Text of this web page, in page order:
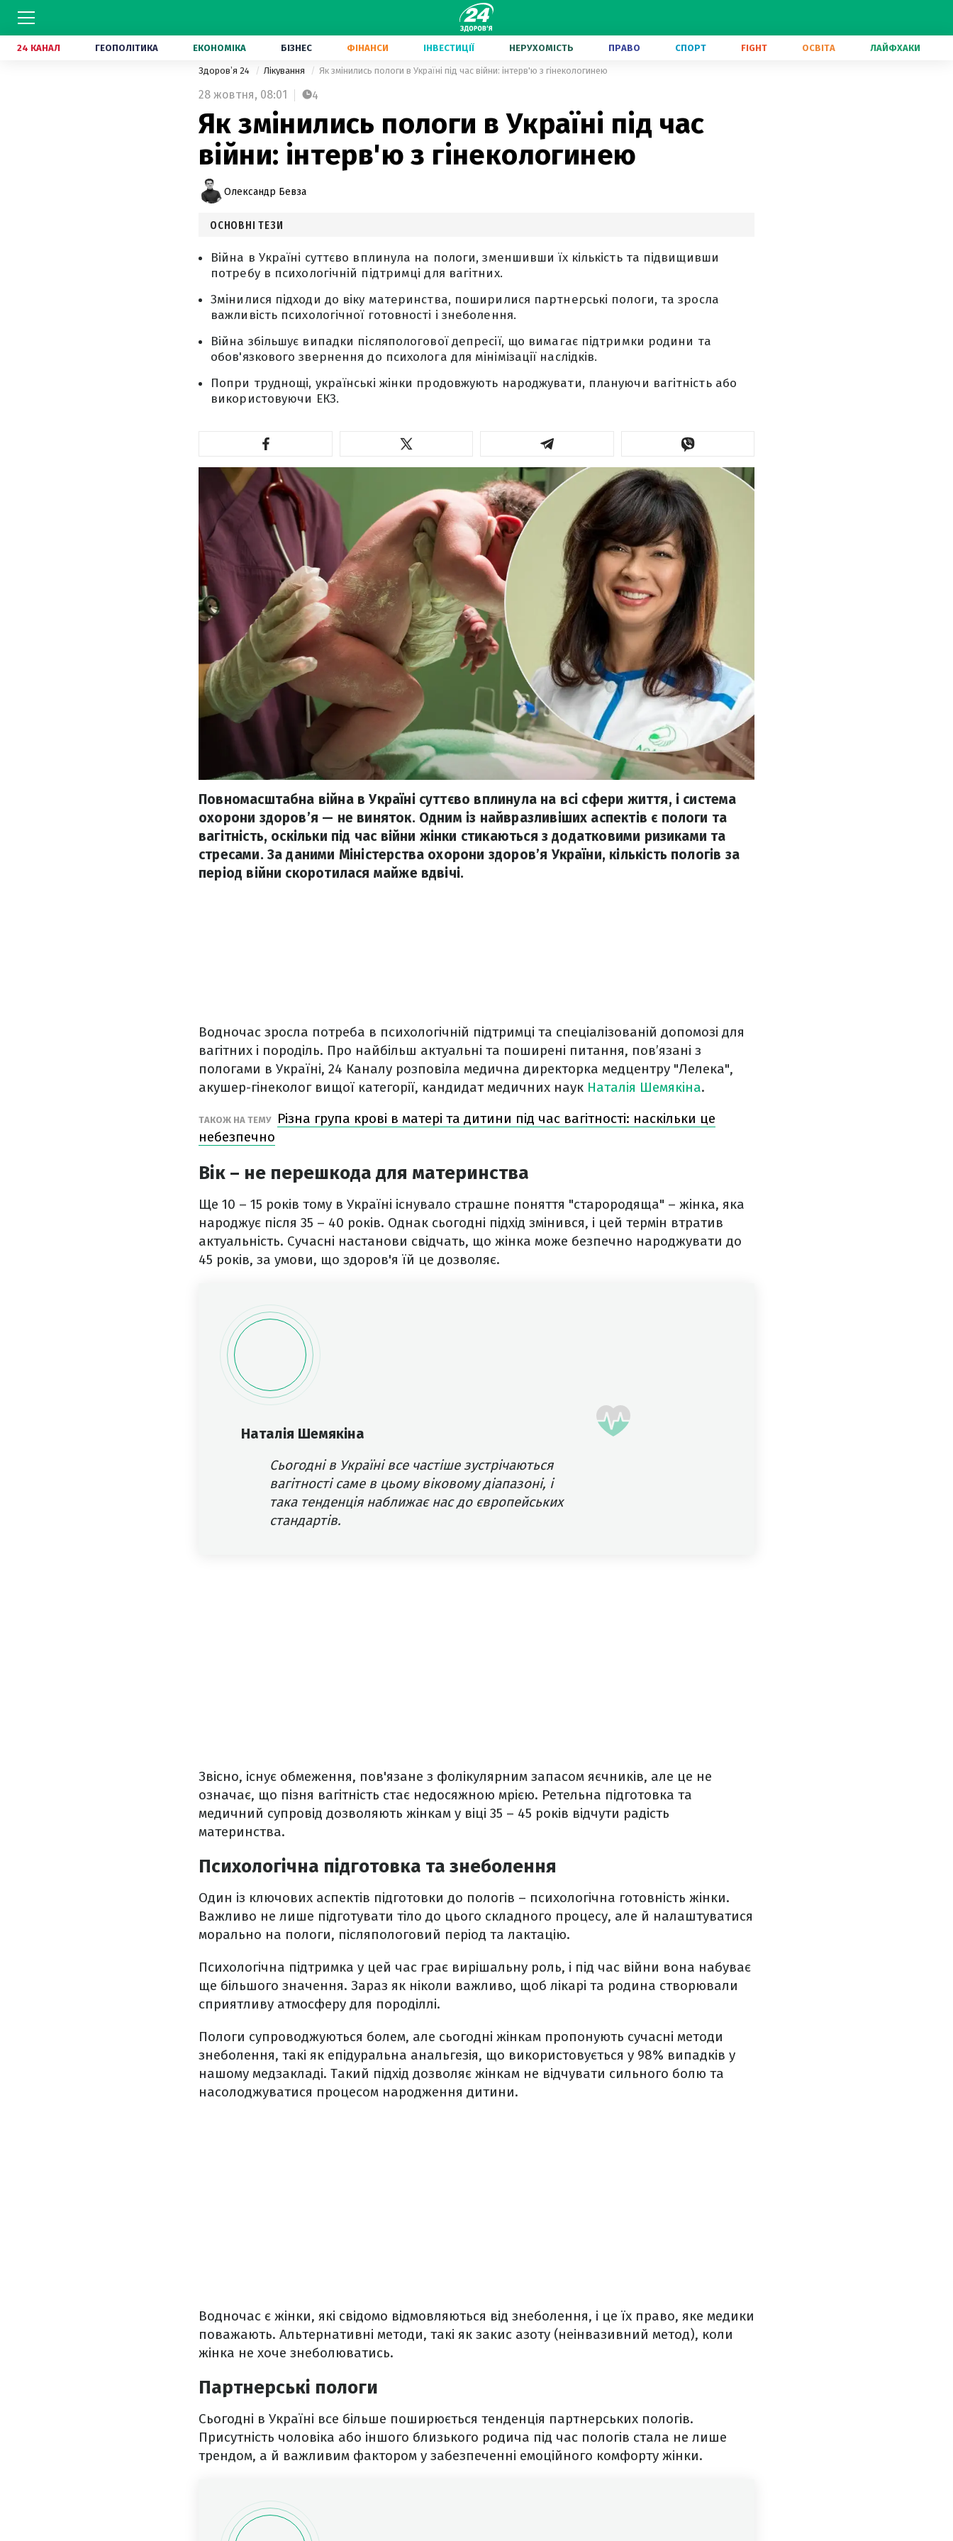
24 КАНАЛ ГЕОПОЛІТИКА ЕКОНОМІКА БІЗНЕС ФІНАНСИ ІНВЕСТИЦІЇ НЕРУХОМІСТЬ ПРАВО СПОРТ FIGHT ОСВІТА ЛАЙФХАКИ
Здоровʼя 24 Лікування Як змінились пологи в Україні під час війни: інтерв'ю з гінекологинею
28 жовтня, 08:01 4
Як змінились пологи в Україні під час
війни: інтерв'ю з гінекологинею
Олександр Бевза
ОСНОВНІ ТЕЗИ
Війна в Україні суттєво вплинула на пологи, зменшивши їх кількість та підвищивши
потребу в психологічній підтримці для вагітних.
Змінилися підходи до віку материнства, поширилися партнерські пологи, та зросла
важливість психологічної готовності і знеболення.
Війна збільшує випадки післяпологової депресії, що вимагає підтримки родини та
обов'язкового звернення до психолога для мінімізації наслідків.
Попри труднощі, українські жінки продовжують народжувати, плануючи вагітність або
використовуючи ЕКЗ.
Повномасштабна війна в Україні суттєво вплинула на всі сфери життя, і система
охорони здоров’я — не виняток. Одним із найвразливіших аспектів є пологи та
вагітність, оскільки під час війни жінки стикаються з додатковими ризиками та
стресами. За даними Міністерства охорони здоров’я України, кількість пологів за
період війни скоротилася майже вдвічі.
Водночас зросла потреба в психологічній підтримці та спеціалізованій допомозі для
вагітних і породіль. Про найбільш актуальні та поширені питання, пов’язані з
пологами в Україні, 24 Каналу розповіла медична директорка медцентру "Лелека",
акушер-гінеколог вищої категорії, кандидат медичних наук Наталія Шемякіна.
ТАКОЖ НА ТЕМУ
Різна група крові в матері та дитини під час вагітності: наскільки це
небезпечно
Вік – не перешкода для материнства
Ще 10 – 15 років тому в Україні існувало страшне поняття "старородяща" – жінка, яка
народжує після 35 – 40 років. Однак сьогодні підхід змінився, і цей термін втратив
актуальність. Сучасні настанови свідчать, що жінка може безпечно народжувати до
45 років, за умови, що здоров'я їй це дозволяє.
Наталія Шемякіна
Сьогодні в Україні все частіше зустрічаються
вагітності саме в цьому віковому діапазоні, і
така тенденція наближає нас до європейських
стандартів.
Звісно, існує обмеження, пов'язане з фолікулярним запасом яєчників, але це не
означає, що пізня вагітність стає недосяжною мрією. Ретельна підготовка та
медичний супровід дозволяють жінкам у віці 35 – 45 років відчути радість
материнства.
Психологічна підготовка та знеболення
Один із ключових аспектів підготовки до пологів – психологічна готовність жінки.
Важливо не лише підготувати тіло до цього складного процесу, але й налаштуватися
морально на пологи, післяпологовий період та лактацію.
Психологічна підтримка у цей час грає вирішальну роль, і під час війни вона набуває
ще більшого значення. Зараз як ніколи важливо, щоб лікарі та родина створювали
сприятливу атмосферу для породіллі.
Пологи супроводжуються болем, але сьогодні жінкам пропонують сучасні методи
знеболення, такі як епідуральна анальгезія, що використовується у 98% випадків у
нашому медзакладі. Такий підхід дозволяє жінкам не відчувати сильного болю та
насолоджуватися процесом народження дитини.
Водночас є жінки, які свідомо відмовляються від знеболення, і це їх право, яке медики
поважають. Альтернативні методи, такі як закис азоту (неінвазивний метод), коли
жінка не хоче знеболюватись.
Партнерські пологи
Сьогодні в Україні все більше поширюється тенденція партнерських пологів.
Присутність чоловіка або іншого близького родича під час пологів стала не лише
трендом, а й важливим фактором у забезпеченні емоційного комфорту жінки.